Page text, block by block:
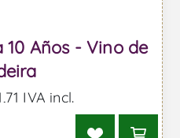
Años - Vino de
IVA incl.